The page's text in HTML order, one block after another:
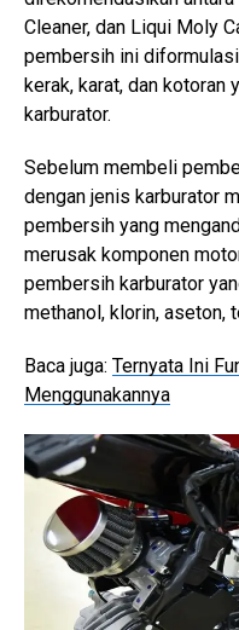
Cleaner, dan Liqui Moly
pembersih ini
kerak, karat, dan kotoran
karburator.
Sebelum membeli
dengan jenis karburator
pembersih yang
merusak komponen
pembersih karburator
methanol, klorin, aseton,
Baca juga: Ternyata Ini
Menggunakannya